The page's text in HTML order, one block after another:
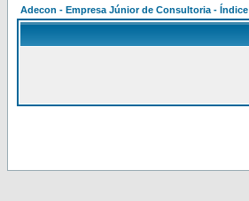
Adecon - Empresa Júnior de Consultoria - Índice